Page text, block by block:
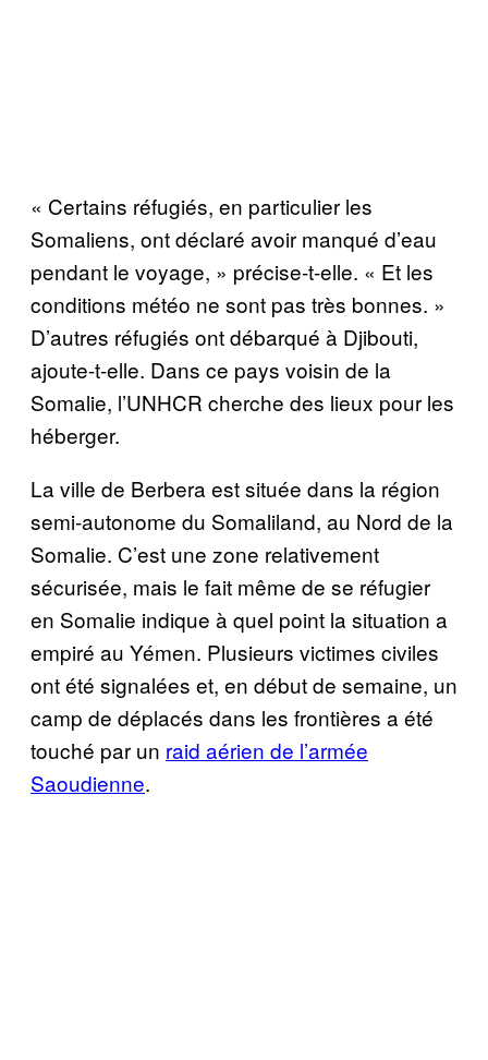
« Certains réfugiés, en particulier les
Somaliens, ont déclaré avoir manqué d’eau
pendant le voyage, » précise-t-elle. « Et les
conditions météo ne sont pas très bonnes. »
D’autres réfugiés ont débarqué à Djibouti,
ajoute-t-elle. Dans ce pays voisin de la
Somalie, l’UNHCR cherche des lieux pour les
héberger.
La ville de Berbera est située dans la région
semi-autonome du Somaliland, au Nord de la
Somalie. C’est une zone relativement
sécurisée, mais le fait même de se réfugier
en Somalie indique à quel point la situation a
empiré au Yémen. Plusieurs victimes civiles
ont été signalées et, en début de semaine, un
camp de déplacés dans les frontières a été
touché par un raid aérien de l’armée
Saoudienne.